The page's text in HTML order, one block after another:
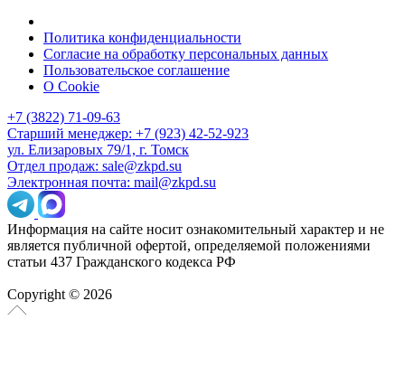
Политика конфиденциальности
Согласие на обработку персональных данных
Пользовательское соглашение
О Cookie
+7 (3822) 71-09-63
Старший менеджер: +7 (923) 42-52-923
ул. Елизаровых 79/1, г. Томск
Отдел продаж: sale@zkpd.su
Электронная почта: mail@zkpd.su
Информация на сайте носит ознакомительный характер и не
является публичной офертой, определяемой положениями
статьи 437 Гражданского кодекса РФ
Copyright © 2026